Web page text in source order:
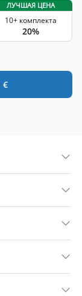
ЛУЧШАЯ ЦЕНА
10+ комплекта
20%
€